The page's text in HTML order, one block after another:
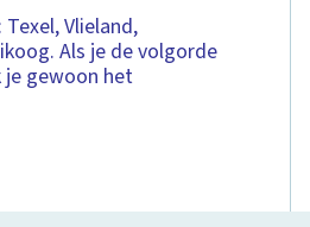
Vlieland,
Als je de volgorde
gewoon het